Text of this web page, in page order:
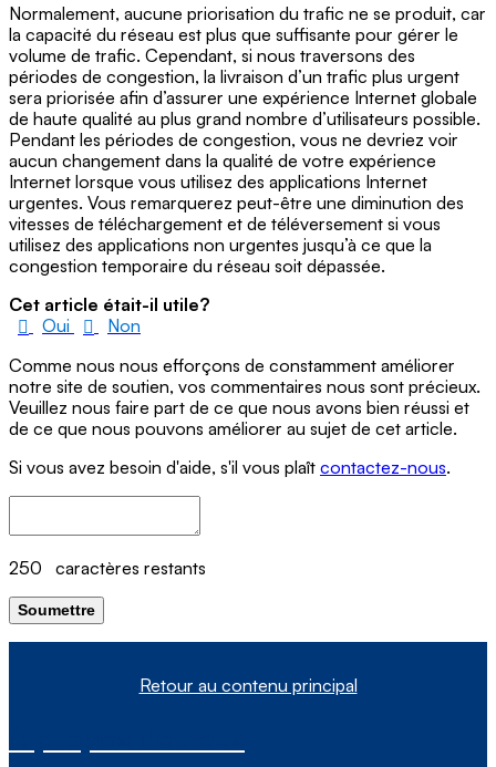
Normalement, aucune priorisation du trafic ne se produit, car
la capacité du réseau est plus que suffisante pour gérer le
volume de trafic. Cependant, si nous traversons des
périodes de congestion, la livraison d’un trafic plus urgent
sera priorisée afin d’assurer une expérience Internet globale
de haute qualité au plus grand nombre d’utilisateurs possible.
Pendant les périodes de congestion, vous ne devriez voir
aucun changement dans la qualité de votre expérience
Internet lorsque vous utilisez des applications Internet
urgentes. Vous remarquerez peut-être une diminution des
vitesses de téléchargement et de téléversement si vous
utilisez des applications non urgentes jusqu’à ce que la
congestion temporaire du réseau soit dépassée.
Cet article était-il utile?
Oui
Non
Comme nous nous efforçons de constamment améliorer
notre site de soutien, vos commentaires nous sont précieux.
Veuillez nous faire part de ce que nous avons bien réussi et
de ce que nous pouvons améliorer au sujet de cet article.
Si vous avez besoin d'aide, s'il vous plaît contactez-nous.
250 caractères restants
Soumettre
Retour au contenu principal